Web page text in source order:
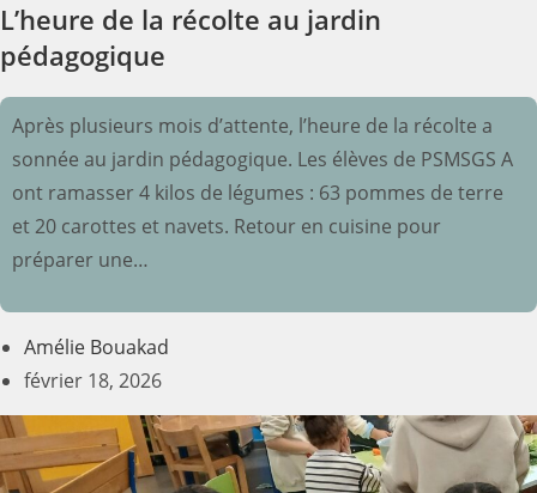
L’heure de la récolte au jardin
pédagogique
Après plusieurs mois d’attente, l’heure de la récolte a
sonnée au jardin pédagogique. Les élèves de PSMSGS A
ont ramasser 4 kilos de légumes : 63 pommes de terre
et 20 carottes et navets. Retour en cuisine pour
préparer une…
Amélie Bouakad
février 18, 2026